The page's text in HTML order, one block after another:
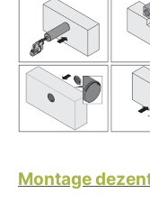
Montage